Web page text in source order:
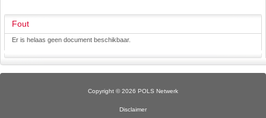
Fout
Er is helaas geen document beschikbaar.
Copyright © 2026 POLS Netwerk
Disclaimer